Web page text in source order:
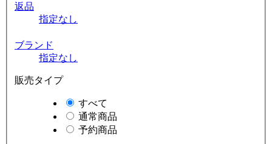
返品
指定なし
ブランド
指定なし
販売タイプ
すべて
通常商品
予約商品